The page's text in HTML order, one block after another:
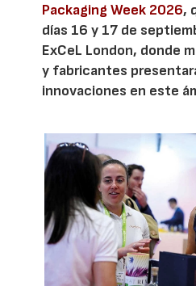
Packaging Week 2026,
días 16 y 17 de
ExCeL London, donde
y fabricantes
innovaciones en este